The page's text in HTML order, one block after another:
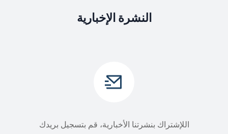
النشرة الإخبارية
اللإشتراك بنشرتنا الأخبارية، قم بتسجيل بريدك